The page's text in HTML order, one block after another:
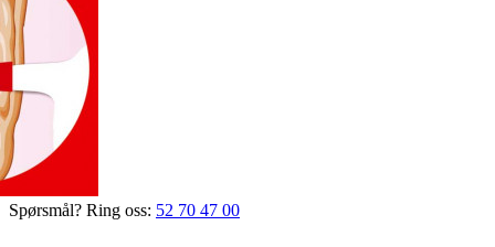
Spørsmål? Ring oss: 52 70 47 00